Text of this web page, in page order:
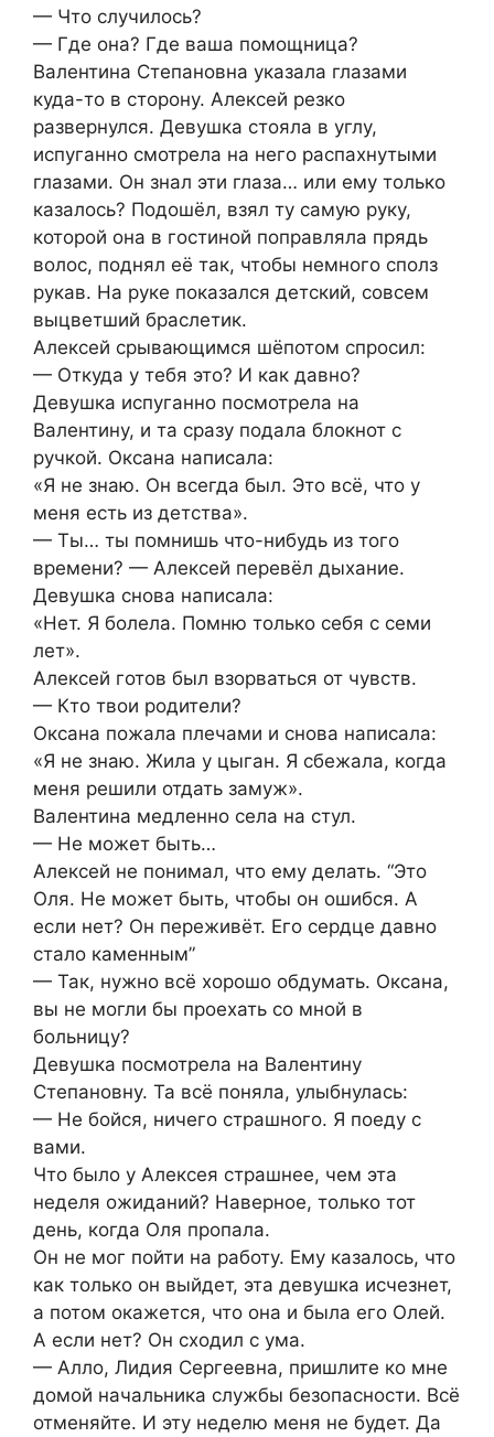
— Что случилось?
— Где она? Где ваша помощница?
Валентина Степановна указала глазами
куда-то в сторону. Алексей резко
развернулся. Девушка стояла в углу,
испуганно смотрела на него распахнутыми
глазами. Он знал эти глаза… или ему только
казалось? Подошёл, взял ту самую руку,
которой она в гостиной поправляла прядь
волос, поднял её так, чтобы немного сполз
рукав. На руке показался детский, совсем
выцветший браслетик.
Алексей срывающимся шёпотом спросил:
— Откуда у тебя это? И как давно?
Девушка испуганно посмотрела на
Валентину, и та сразу подала блокнот с
ручкой. Оксана написала:
«Я не знаю. Он всегда был. Это всё, что у
меня есть из детства».
— Ты… ты помнишь что-нибудь из того
времени? — Алексей перевёл дыхание.
Девушка снова написала:
«Нет. Я болела. Помню только себя с семи
лет».
Алексей готов был взорваться от чувств.
— Кто твои родители?
Оксана пожала плечами и снова написала:
«Я не знаю. Жила у цыган. Я сбежала, когда
меня решили отдать замуж».
Валентина медленно села на стул.
— Не может быть…
Алексей не понимал, что ему делать. “Это
Оля. Не может быть, чтобы он ошибся. А
если нет? Он переживёт. Его сердце давно
стало каменным”
— Так, нужно всё хорошо обдумать. Оксана,
вы не могли бы проехать со мной в
больницу?
Девушка посмотрела на Валентину
Степановну. Та всё поняла, улыбнулась:
— Не бойся, ничего страшного. Я поеду с
вами.
Что было у Алексея страшнее, чем эта
неделя ожиданий? Наверное, только тот
день, когда Оля пропала.
Он не мог пойти на работу. Ему казалось, что
как только он выйдет, эта девушка исчезнет,
а потом окажется, что она и была его Олей.
А если нет? Он сходил с ума.
— Алло, Лидия Сергеевна, пришлите ко мне
домой начальника службы безопасности. Всё
отменяйте. И эту неделю меня не будет. Да